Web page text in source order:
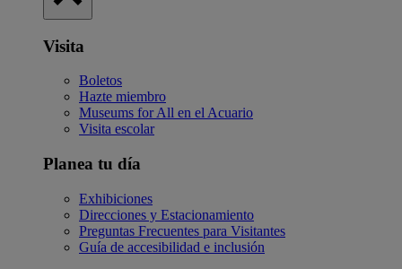
Visita
Boletos
Hazte miembro
Museums for All en el Acuario
Visita escolar
Planea tu día
Exhibiciones
Direcciones y Estacionamiento
Preguntas Frecuentes para Visitantes
Guía de accesibilidad e inclusión